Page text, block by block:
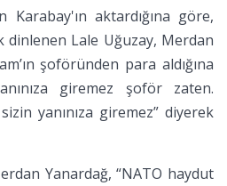
Karabay'ın aktardığına göre,
dinlenen Lale Uğuzay, Merdan
şoföründen para aldığına
giremez şoför zaten.
yanınıza giremez” diyerek
Yanardağ, “NATO haydut